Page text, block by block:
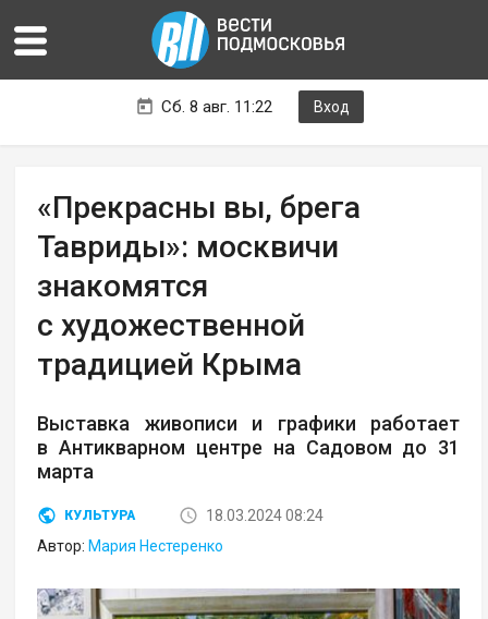
Сб. 8 авг. 11:22 Вход
«Прекрасны вы, брега
Тавриды»: москвичи
знакомятся
с художественной
традицией Крыма
Выставка живописи и графики работает
в Антикварном центре на Садовом до 31
марта
КУЛЬТУРА
18.03.2024 08:24
Автор: Мария Нестеренко